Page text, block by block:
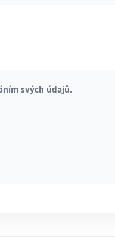
svých údajů.